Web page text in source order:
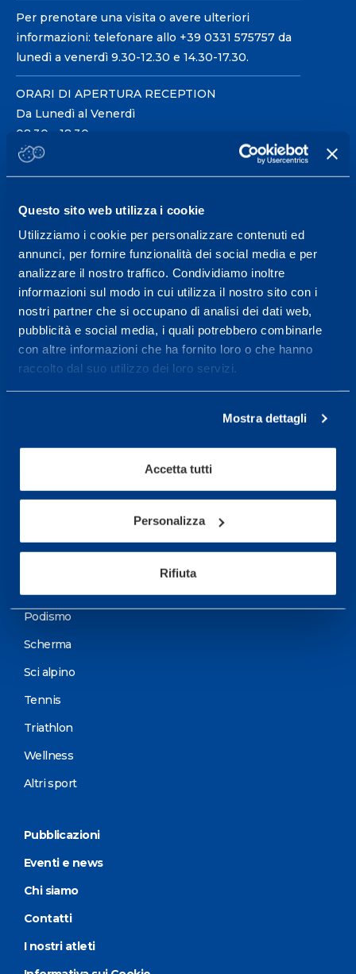
Questo sito web utilizza i cookie
Utilizziamo i cookie per personalizzare contenuti ed
annunci, per fornire funzionalità dei social media e per
analizzare il nostro traffico. Condividiamo inoltre
informazioni sul modo in cui utilizza il nostro sito con i
nostri partner che si occupano di analisi dei dati web,
pubblicità e social media, i quali potrebbero combinarle
con altre informazioni che ha fornito loro o che hanno
raccolto dal suo utilizzo dei loro servizi.
Mostra dettagli
Accetta tutti
Personalizza
Rifiuta
Per prenotare una visita o avere ulteriori
informazioni: telefonare allo +39 0331 575757 da
lunedì a venerdì 9.30-12.30 e 14.30-17.30.
ORARI DI APERTURA RECEPTION
Da Lunedì al Venerdì
08.30 - 18.30
Centro servizi per l'alta
prestazione ed il
wellness.
Maggiori informazioni
Servizi
Servizi Medici
Test di valutazione
Podismo
Scherma
Sci alpino
Tennis
Triathlon
Wellness
Altri sport
Pubblicazioni
Eventi e news
Chi siamo
Contatti
I nostri atleti